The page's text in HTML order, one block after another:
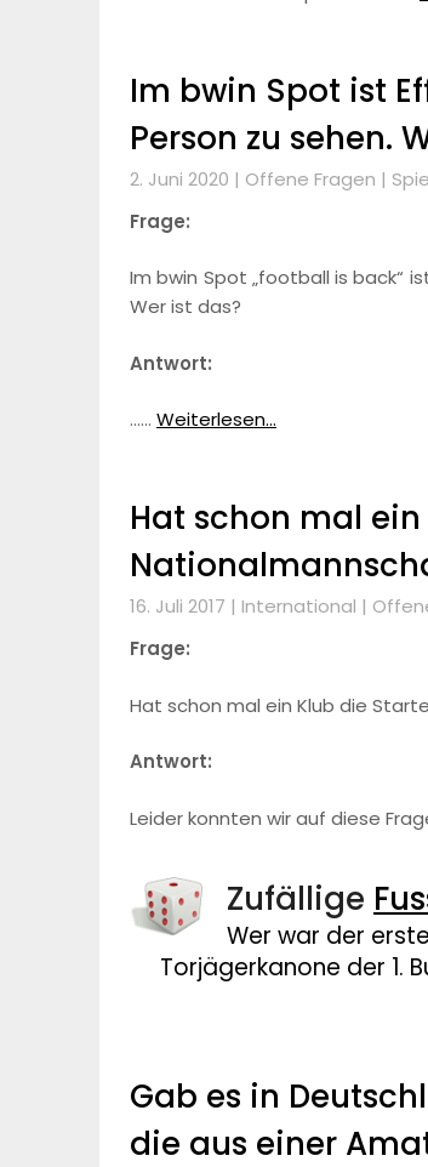
Im bwin Spot ist
Person zu sehen.
2. Juni 2020 | Offene Fragen |
Frage:
Im bwin Spot „football is back“
Wer ist das?
Antwort:
…… Weiterlesen...
Hat schon mal
16. Juli 2017 | International |
Frage:
Hat schon mal ein Klub die
Antwort:
Leider konnten wir auf diese
Zufällige
Wer war der
Torjägerkanone der 1.
Gab es in
die aus einer